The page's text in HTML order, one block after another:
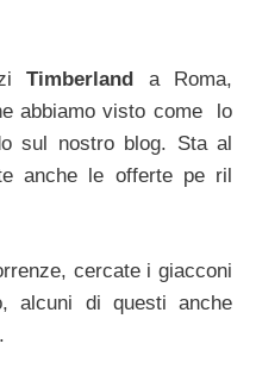
Timberland
a Roma,
abbiamo visto come lo
sul nostro blog. Sta al
anche le offerte pe ril
cercate i giacconi
alcuni di questi anche